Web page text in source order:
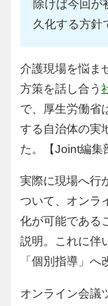
除けば今回が
久化する方針
介護現場を悩ま
方策を話し合う
で、厚生労働省
する自治体の実
た。【Joint編集
実際に現場へ行
ついて、オンラ
化が可能である
説明。これに伴
「個別指導」へ
オンライン会議